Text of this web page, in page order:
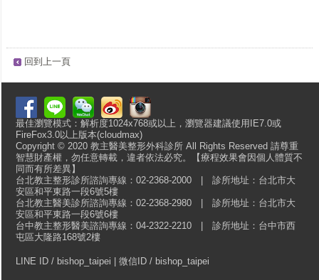
回到上一頁
最佳瀏覽模式：解析度1024x768或以上，瀏覽器建議使用IE7.0或
FireFox3.0以上版本(cloudmax)
Copyright © 2020 教主醫美整形外科診所 All Rights Reserved 請尊重
智慧財產權，勿任意轉載，違者依法必究。【療程效果會因個人體質不
同而有所差異】
台北教主整形診所諮詢專線：02-2368-2000 | 診所地址：台北市大
安區和平東路一段6號5樓
台北教主醫美診所諮詢專線：02-2368-2980 | 診所地址：台北市大
安區和平東路一段6號6樓
台中教主整形醫美諮詢專線：04-2322-2210 | 診所地址：台中市西
屯區大隆路168號2樓
LINE ID / bishop_taipei | 微信ID / bishop_taipei